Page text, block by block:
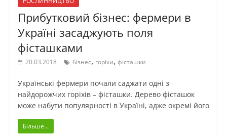
Прибутковий бізнес: фермери в
Україні засаджують поля
фісташками
20.03.2018 бізнес, горіхи, фісташки
Українські фермери почали саджати одні з
найдорожчих горіхів – фісташки. Дерево фісташок
може набути популярності в Україні, адже окремі його
Більше...